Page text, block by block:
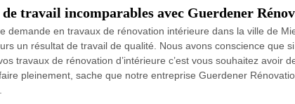
de travail incomparables avec Guerdener
demande en travaux de rénovation intérieure dans la ville de
un résultat de travail de qualité. Nous avons conscience que
travaux de rénovation d’intérieure c’est vous souhaitez
pleinement, sache que notre entreprise Guerdener